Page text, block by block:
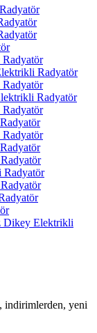
Radyatör
Radyatör
Radyatör
Dikey Elektrikli
indirimlerden, yeni